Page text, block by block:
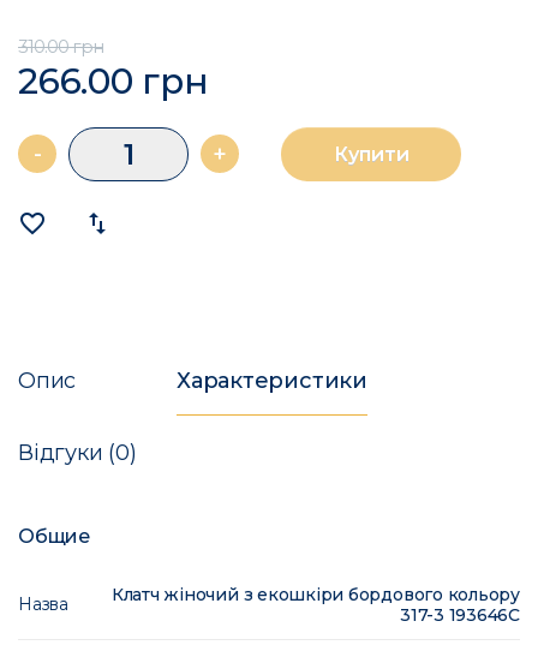
310.00 грн
266.00 грн
- + Купити
favorite_border import_export
Опис Характеристики
Відгуки (0)
Общие
Назва
Клатч жіночий з екошкіри бордового кольору
317-3 193646C